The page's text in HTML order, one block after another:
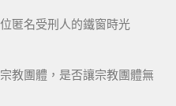
匿名受刑人的鐵窗時光
教團體，是否讓宗教團體無